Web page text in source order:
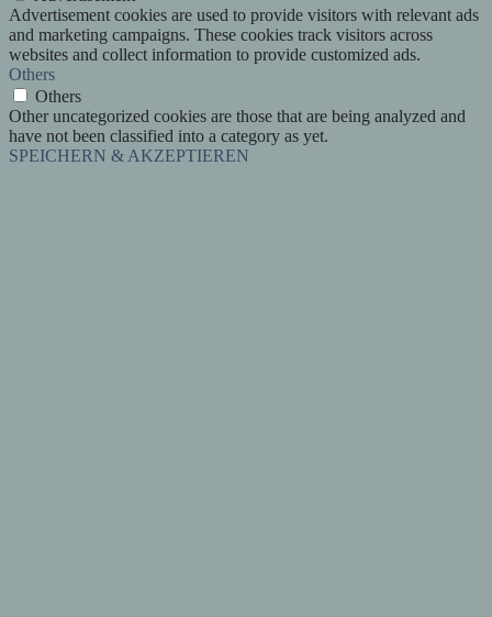
Advertisement cookies are used to provide visitors with relevant ads
and marketing campaigns. These cookies track visitors across
websites and collect information to provide customized ads.
Others
Others
Other uncategorized cookies are those that are being analyzed and
have not been classified into a category as yet.
SPEICHERN & AKZEPTIEREN